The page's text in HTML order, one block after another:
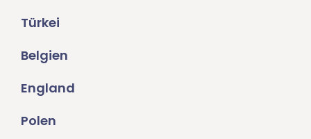
Türkei
Belgien
England
Polen